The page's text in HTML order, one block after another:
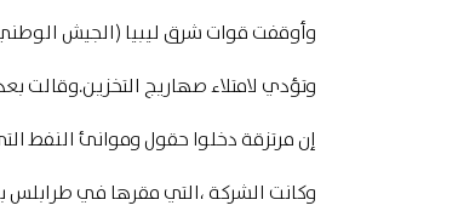
وأوقفت قوات شرق ليبيا (الجيش الوطني
وتؤدي لامتلاء صهاريج التخزين.وقالت
إن مرتزقة دخلوا حقول وموانئ النفط
وكانت الشركة ،التي مقرها في طرابلس